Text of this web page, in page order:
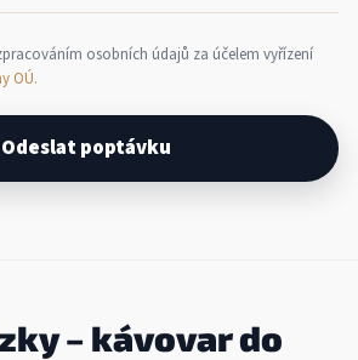
osobních údajů za účelem vyřízení
OÚ.
Odeslat poptávku
– kávovar do